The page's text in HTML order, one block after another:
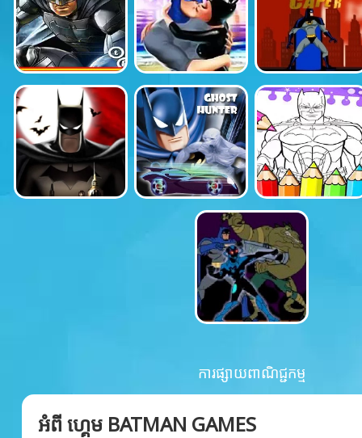
ការផ្សាយពាណិជ្ជកម្ម
អំពី ហ្គេម BATMAN GAMES